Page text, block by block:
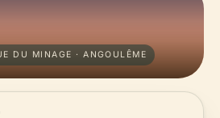
DU MINAGE · ANGOULÊME